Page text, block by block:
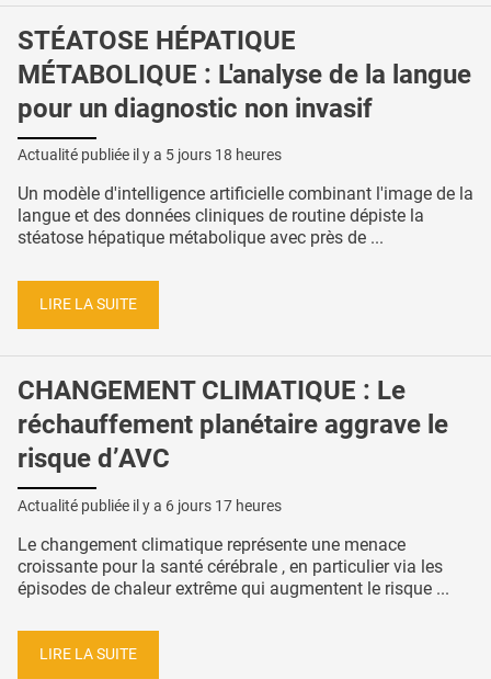
STÉATOSE HÉPATIQUE
MÉTABOLIQUE : L'analyse de la langue
pour un diagnostic non invasif
Actualité publiée il y a 5 jours 18 heures
Un modèle d'intelligence artificielle combinant l'image de la
langue et des données cliniques de routine dépiste la
stéatose hépatique métabolique avec près de ...
LIRE LA SUITE
CHANGEMENT CLIMATIQUE : Le
réchauffement planétaire aggrave le
risque d’AVC
Actualité publiée il y a 6 jours 17 heures
Le changement climatique représente une menace
croissante pour la santé cérébrale , en particulier via les
épisodes de chaleur extrême qui augmentent le risque ...
LIRE LA SUITE